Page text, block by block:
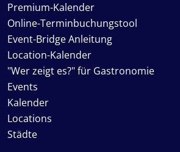
Premium-Kalender
Online-Terminbuchungstool
Event-Bridge Anleitung
Location-Kalender
"Wer zeigt es?" für Gastronomie
Events
Kalender
Locations
Städte